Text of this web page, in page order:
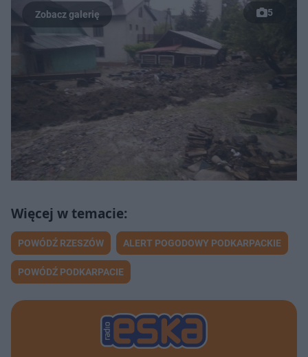
5
POWÓDŹ RZESZÓW ALERT POGODOWY PODKARPACKIE
POWÓDŹ PODKARPACIE